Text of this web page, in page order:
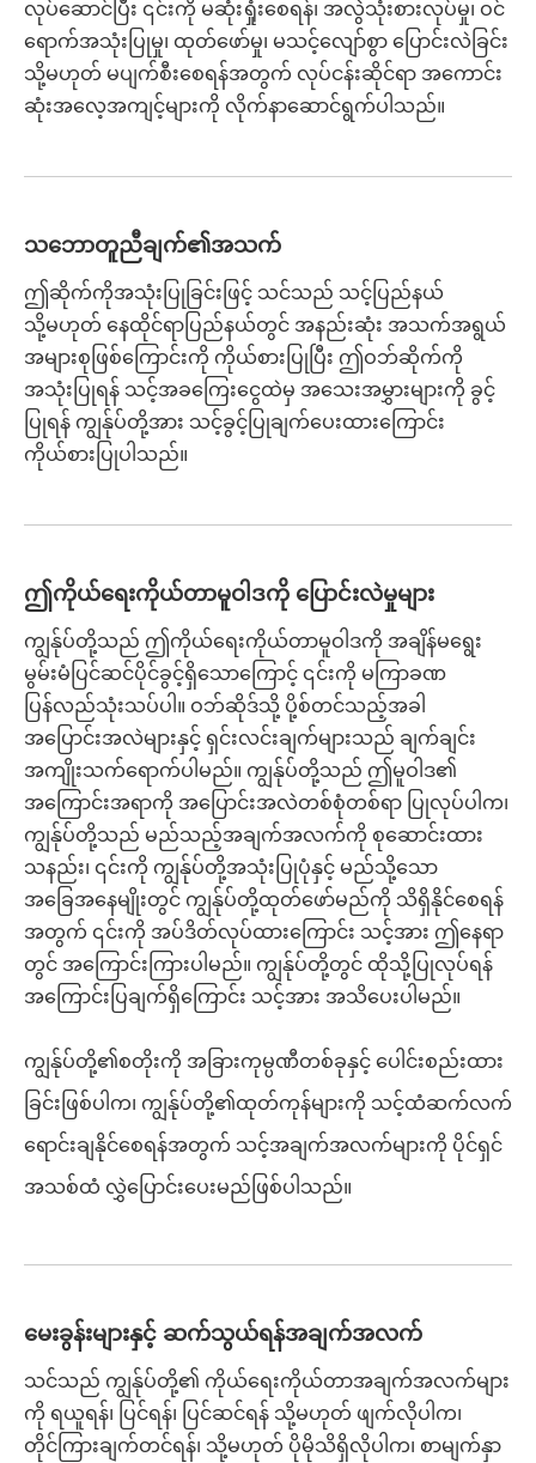
လုပ်ဆောင်ပြီး ၎င်းကို မဆုံးရှုံးစေရန်၊ အလွဲသုံးစားလုပ်မှု၊ ဝင်
ရောက်အသုံးပြုမှု၊ ထုတ်ဖော်မှု၊ မသင့်လျော်စွာ ပြောင်းလဲခြင်း
သို့မဟုတ် မပျက်စီးစေရန်အတွက် လုပ်ငန်းဆိုင်ရာ အကောင်း
ဆုံးအလေ့အကျင့်များကို လိုက်နာဆောင်ရွက်ပါသည်။
သဘောတူညီချက်၏အသက်
ဤဆိုက်ကိုအသုံးပြုခြင်းဖြင့် သင်သည် သင့်ပြည်နယ်
သို့မဟုတ် နေထိုင်ရာပြည်နယ်တွင် အနည်းဆုံး အသက်အရွယ်
အများစုဖြစ်ကြောင်းကို ကိုယ်စားပြုပြီး ဤဝဘ်ဆိုက်ကို
အသုံးပြုရန် သင့်အခကြေးငွေထဲမှ အသေးအမွှားများကို ခွင့်
ပြုရန် ကျွန်ုပ်တို့အား သင့်ခွင့်ပြုချက်ပေးထားကြောင်း
ကိုယ်စားပြုပါသည်။
ဤကိုယ်ရေးကိုယ်တာမူဝါဒကို ပြောင်းလဲမှုများ
ကျွန်ုပ်တို့သည် ဤကိုယ်ရေးကိုယ်တာမူဝါဒကို အချိန်မရွေး
မွမ်းမံပြင်ဆင်ပိုင်ခွင့်ရှိသောကြောင့် ၎င်းကို မကြာခဏ
ပြန်လည်သုံးသပ်ပါ။ ဝဘ်ဆိုဒ်သို့ ပို့စ်တင်သည့်အခါ
အပြောင်းအလဲများနှင့် ရှင်းလင်းချက်များသည် ချက်ချင်း
အကျိုးသက်ရောက်ပါမည်။ ကျွန်ုပ်တို့သည် ဤမူဝါဒ၏
အကြောင်းအရာကို အပြောင်းအလဲတစ်စုံတစ်ရာ ပြုလုပ်ပါက၊
ကျွန်ုပ်တို့သည် မည်သည့်အချက်အလက်ကို စုဆောင်းထား
သနည်း၊ ၎င်းကို ကျွန်ုပ်တို့အသုံးပြုပုံနှင့် မည်သို့သော
အခြေအနေမျိုးတွင် ကျွန်ုပ်တို့ထုတ်ဖော်မည်ကို သိရှိနိုင်စေရန်
အတွက် ၎င်းကို အပ်ဒိတ်လုပ်ထားကြောင်း သင့်အား ဤနေရာ
တွင် အကြောင်းကြားပါမည်။ ကျွန်ုပ်တို့တွင် ထိုသို့ပြုလုပ်ရန်
အကြောင်းပြချက်ရှိကြောင်း သင့်အား အသိပေးပါမည်။
ကျွန်ုပ်တို့၏စတိုးကို အခြားကုမ္ပဏီတစ်ခုနှင့် ပေါင်းစည်းထား
ခြင်းဖြစ်ပါက၊ ကျွန်ုပ်တို့၏ထုတ်ကုန်များကို သင့်ထံဆက်လက်
ရောင်းချနိုင်စေရန်အတွက် သင့်အချက်အလက်များကို ပိုင်ရှင်
အသစ်ထံ လွှဲပြောင်းပေးမည်ဖြစ်ပါသည်။
မေးခွန်းများနှင့် ဆက်သွယ်ရန်အချက်အလက်
သင်သည် ကျွန်ုပ်တို့၏ ကိုယ်ရေးကိုယ်တာအချက်အလက်များ
ကို ရယူရန်၊ ပြင်ရန်၊ ပြင်ဆင်ရန် သို့မဟုတ် ဖျက်လိုပါက၊
တိုင်ကြားချက်တင်ရန်၊ သို့မဟုတ် ပိုမိုသိရှိလိုပါက၊ စာမျက်နှာ